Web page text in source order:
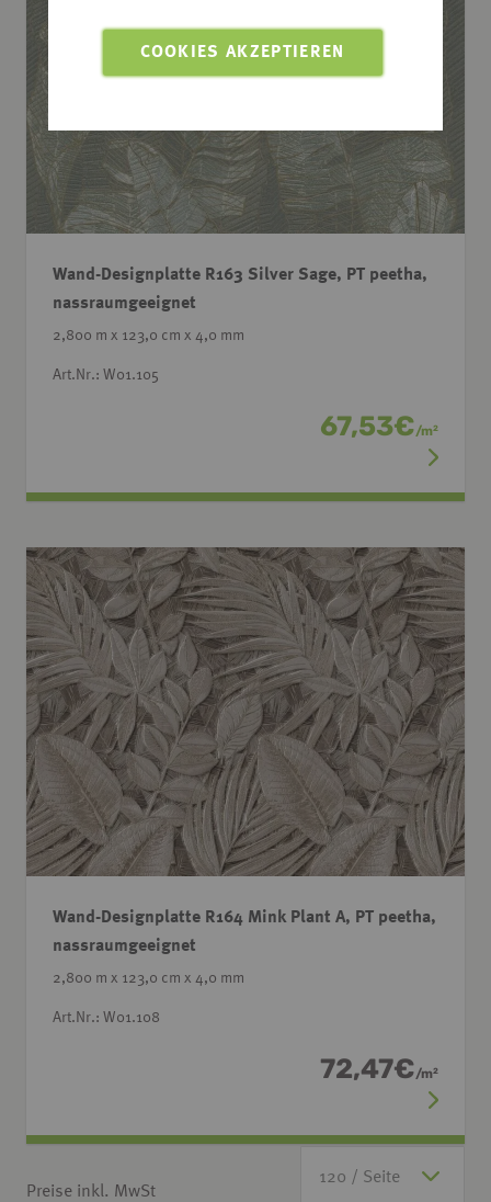
COOKIES AKZEPTIEREN
Wand-Designplatte R163 Silver Sage, PT peetha,
nassraumgeeignet
2,800 m x 123,0 cm x 4,0 mm
Art.Nr.: W01.105
67,53€/m2
Wand-Designplatte R164 Mink Plant A, PT peetha,
nassraumgeeignet
2,800 m x 123,0 cm x 4,0 mm
Art.Nr.: W01.108
72,47€/m2
Preise inkl. MwSt